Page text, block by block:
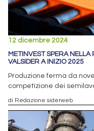
12 dicembre 2024
METINVEST SPERA
VALSIDER A INIZIO 2025
Produzione ferma da
competizione dei
di Redazione siderweb